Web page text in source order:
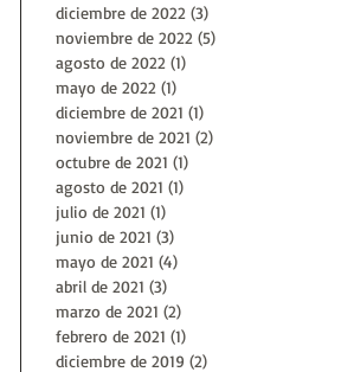
diciembre de 2022 (3)
noviembre de 2022 (5)
agosto de 2022 (1)
mayo de 2022 (1)
diciembre de 2021 (1)
noviembre de 2021 (2)
octubre de 2021 (1)
agosto de 2021 (1)
julio de 2021 (1)
junio de 2021 (3)
mayo de 2021 (4)
abril de 2021 (3)
marzo de 2021 (2)
febrero de 2021 (1)
diciembre de 2019 (2)